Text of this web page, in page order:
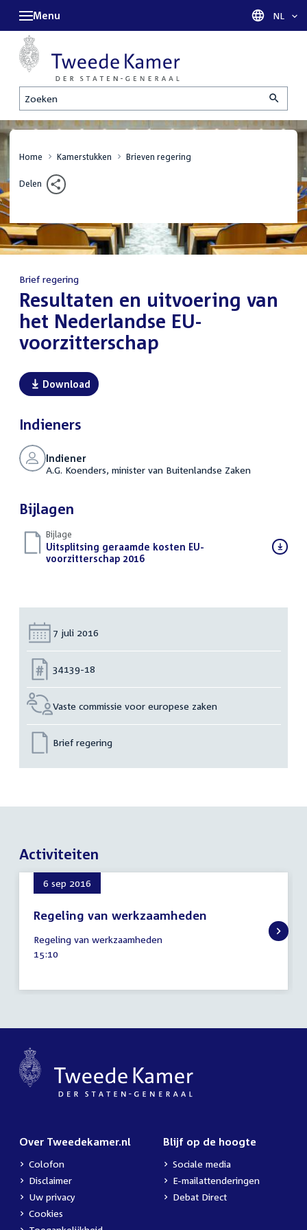
Zoeken
Menu Taal
NL
Home Kamerstukken Brieven regering
Delen
Brief regering
:Resultaten en uitvoering van
het Nederlandse EU-
voorzitterschap
Download
Indieners
Indiener
A.G. Koenders, minister van Buitenlandse Zaken
Bijlagen
Bijlage
Download
bestand:
Uitsplitsing geraamde kosten EU-
voorzitterschap 2016(DOCX)
Datum:
7 juli 2016
Nummer:
34139-18
Vaste commissie voor europese zaken
Brief regering
Activiteiten
6 sep 2016
Regeling van werkzaamheden
september
2016
Regeling van werkzaamheden
Tijd
15:10
Over Tweedekamer.nl
Colofon
Disclaimer
Uw privacy
Cookies
Blijf op de hoogte
Sociale media
E-mailattenderingen
Debat Direct